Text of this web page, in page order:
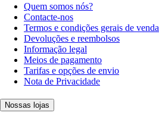
Quem somos nós?
Contacte-nos
Termos e condições gerais de venda
Devoluções e reembolsos
Informação legal
Meios de pagamento
Tarifas e opções de envio
Nota de Privacidade
Nossas lojas